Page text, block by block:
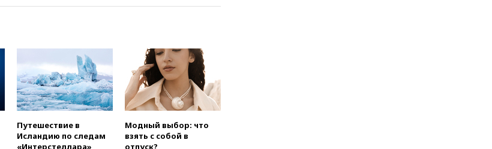
Силы ПВО сбили
почти 400 БПЛА над
российскими регионами
вчера, 08:16Лукашенко
призвал белорусов покупать
вчера, 07:30Нигерия стала
крупнейшим поставщиком
Путешествие в
Исландию по следам
«Интерстеллара»
Модный выбор: что
взять с собой в
отпуск?